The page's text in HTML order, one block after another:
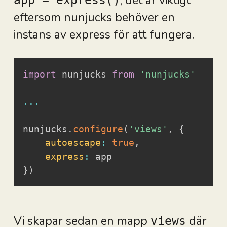
eftersom nunjucks behöver en
instans av express för att fungera.
import nunjucks from 'nunjucks'
...
nunjucks . configure( 'views' ,
{
autoescape : true ,
express :
} )
Vi skapar sedan en mapp views där